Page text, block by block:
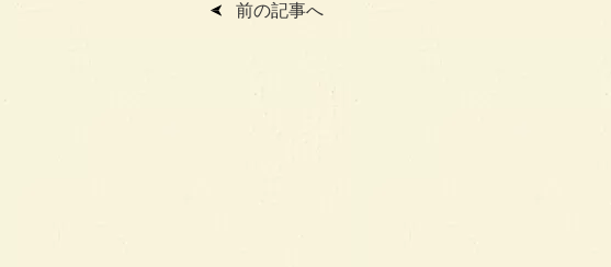
前の記事へ